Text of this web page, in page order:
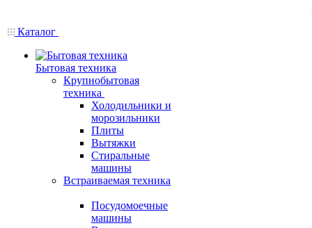
Каталог
Бытовая техника
Крупнобытовая
техника
Холодильники и
морозильники
Плиты
Вытяжки
Стиральные
машины
Встраиваемая техника
Посудомоечные
машины